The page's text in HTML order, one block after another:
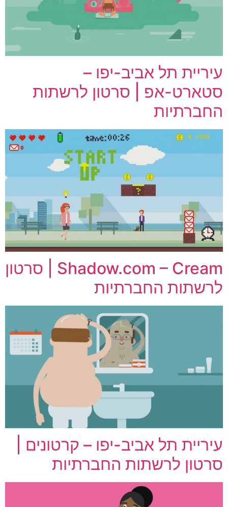
עיריית תל אביב-יפו –
סטארט-אפ | סרטון לרשתות
החברתיות
Shadow.com – Cream | סרטון
לרשתות החברתיות
עיריית תל אביב-יפו – קרטונים |
סרטון לרשתות החברתיות